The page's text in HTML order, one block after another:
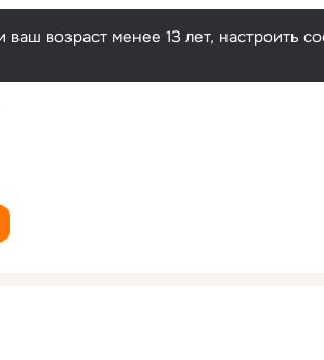
возраст менее 13 лет, настроить